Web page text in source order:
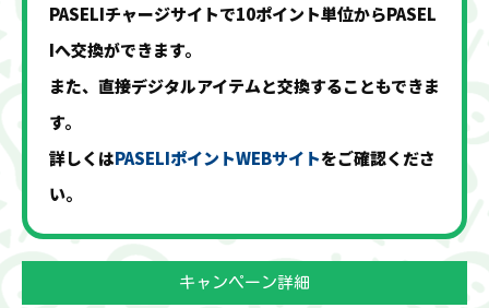
PASELIチャージサイトで10ポイント単位からPASEL
Iへ交換ができます。
また、直接デジタルアイテムと交換することもできま
す。
詳しくはPASELIポイントWEBサイトをご確認くださ
い。
キャンペーン詳細